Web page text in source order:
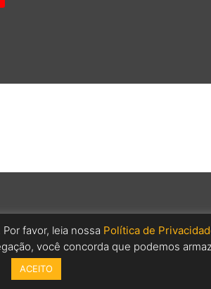
favor, leia nossa Política de
você concorda que podemos
ACEITO